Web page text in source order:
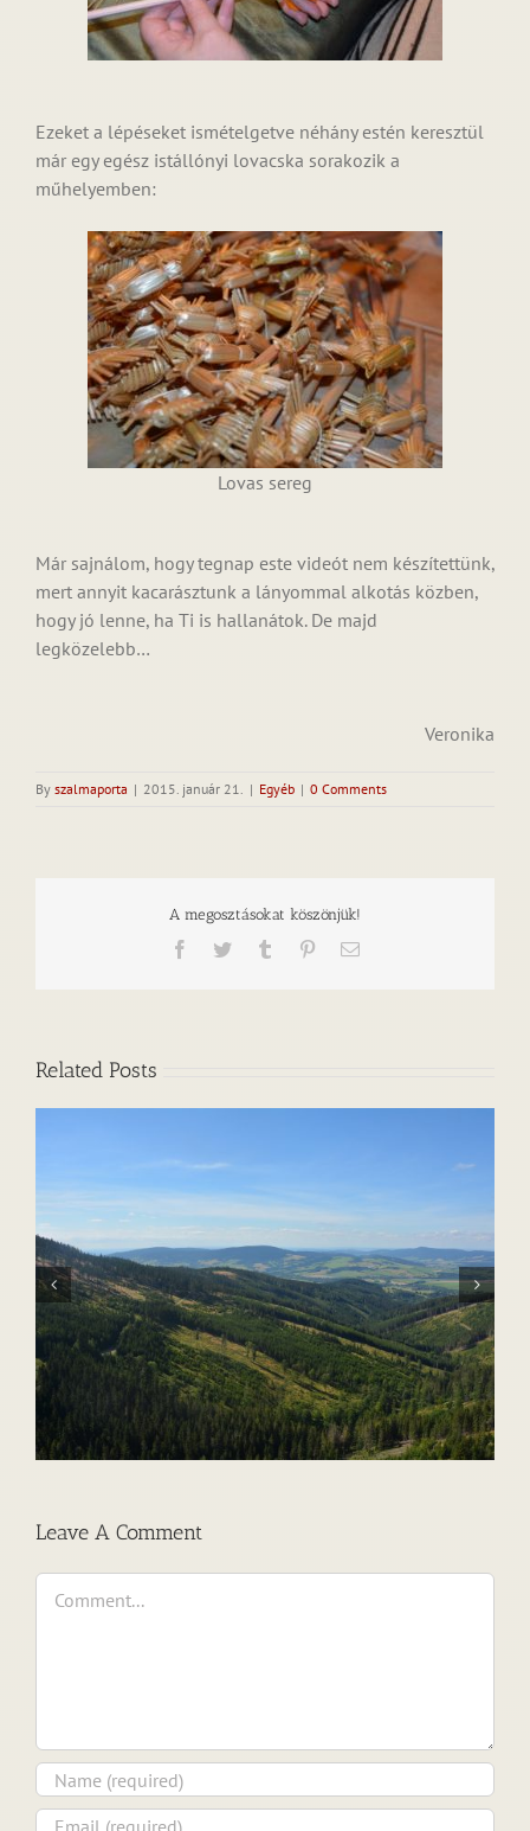
Ezeket a lépéseket ismételgetve néhány estén keresztül
már egy egész istállónyi lovacska sorakozik a
műhelyemben:
Lovas sereg
Már sajnálom, hogy tegnap este videót nem készítettünk,
mert annyit kacarásztunk a lányommal alkotás közben,
hogy jó lenne, ha Ti is hallanátok. De majd
legközelebb…
Veronika
By szalmaporta | 2015. január 21. | Egyéb | 0 Comments
A megosztásokat köszönjük!
Facebook
Twitter Tumblr PinterestEmail
Related Posts
Találj egy szívet!
Leave A Comment